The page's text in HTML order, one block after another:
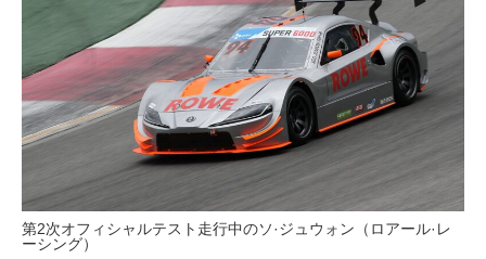
第2次オフィシャルテスト走行中のソ·ジュウォン（ロアール·レ
ーシング）